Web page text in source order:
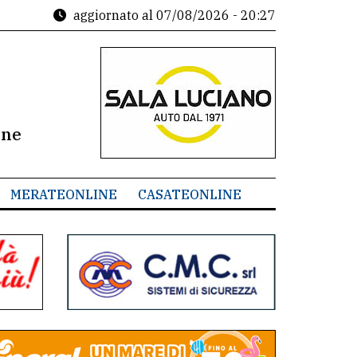
aggiornato al 07/08/2026 - 20:27
MERATEONLINE CASATEONLINE